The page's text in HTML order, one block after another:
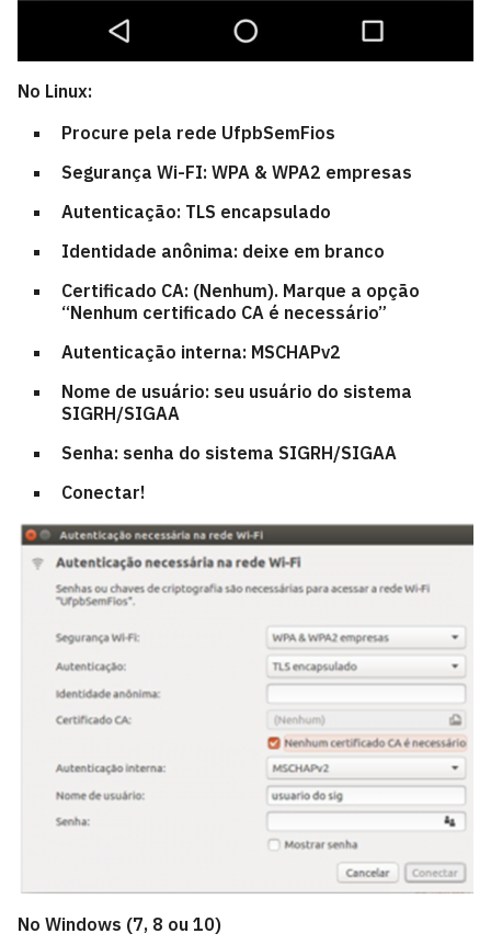
No Linux:
Procure pela rede UfpbSemFios
Segurança Wi-FI: WPA & WPA2 empresas
Autenticação: TLS encapsulado
Identidade anônima: deixe em branco
Certificado CA: (Nenhum). Marque a opção
“Nenhum certificado CA é necessário”
Autenticação interna: MSCHAPv2
Nome de usuário: seu usuário do sistema
SIGRH/SIGAA
Senha: senha do sistema SIGRH/SIGAA
Conectar!
No Windows (7, 8 ou 10)